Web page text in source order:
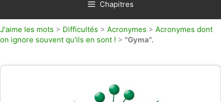
Chapitres
J'aime les mots > Difficultés > Acronymes > Acronymes dont
on ignore souvent qu'ils en sont ! > "Gyma".